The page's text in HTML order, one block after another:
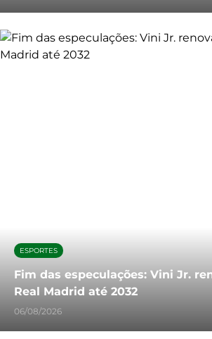
ESPORTES
Fim das especulações: Vini Jr.
Real Madrid até 2032
06/08/2026